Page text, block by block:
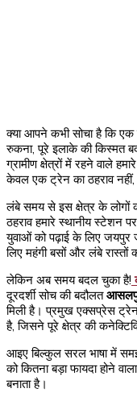
क्या आपने कभी सोचा है कि
रुकना, पूरे इलाके की
ग्रामीण क्षेत्रों में रहने वाले
केवल एक ट्रेन का ठहराव नहीं,
लंबे समय से इस क्षेत्र के लोगों
ठहराव हमारे स्थानीय स्टेशन
युवाओं को पढ़ाई के लिए जयपुर
लिए महंगी बसों और लंबे रास्तों
लेकिन अब समय बदल चुका है!
दूरदर्शी सोच की बदौलत
मिली है। प्रमुख एक्सप्रेस
है, जिसने पूरे क्षेत्र की
आइए बिल्कुल सरल भाषा में
को कितना बड़ा फायदा होने
बनाता है।